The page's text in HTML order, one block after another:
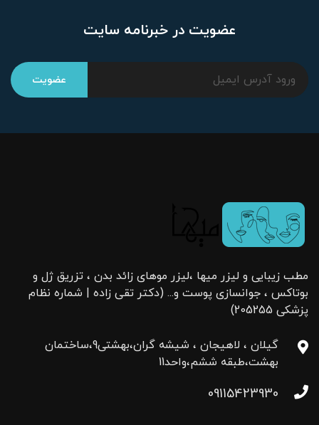
عضویت در خبرنامه سایت
مطب زیبایی و لیزر میها ،لیزر موهای زائد بدن ، تزریق ژل و
بوتاکس ، جوانسازی پوست و... (دکتر تقی زاده | شماره نظام
پزشکی 205255)
گیلان ، لاهیجان ، شیشه گران،بهشتی9،ساختمان
بهشت،طبقه ششم،واحد11
09115423930